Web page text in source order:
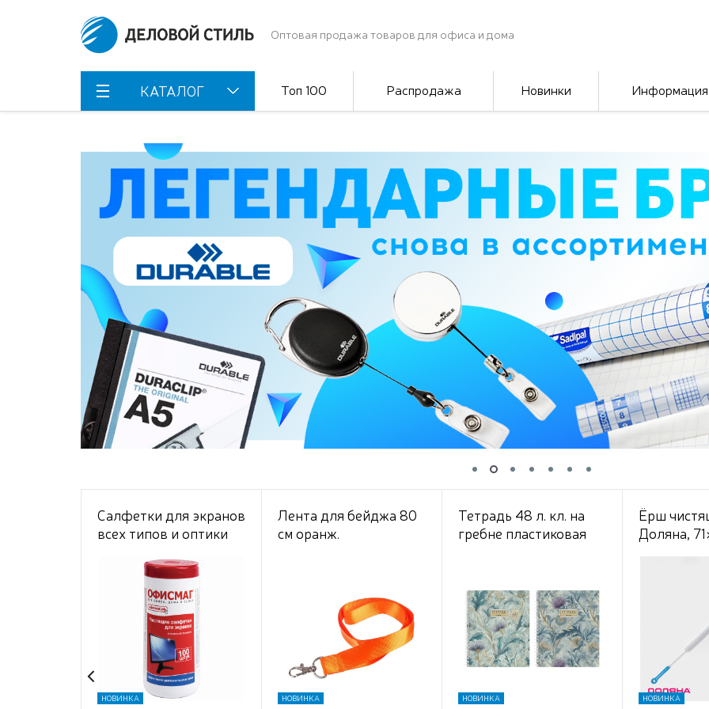
Оптовая продажа товаров для офиса и дома
КАТАЛОГ Топ 100 Распродажа Новинки Информация
Салфетки для экранов
всех типов и оптики
шт., влажные
НОВИНКА
Лента для бейджа 80
см оранж.
НОВИНКА
Тетрадь 48 л. кл. на
гребне пластиковая
кв.м пласт.обл. 300мкм
с печатью 2 диз. в
блоке
НОВИНКА
Ёрш
Доляна,
НОВИНКА